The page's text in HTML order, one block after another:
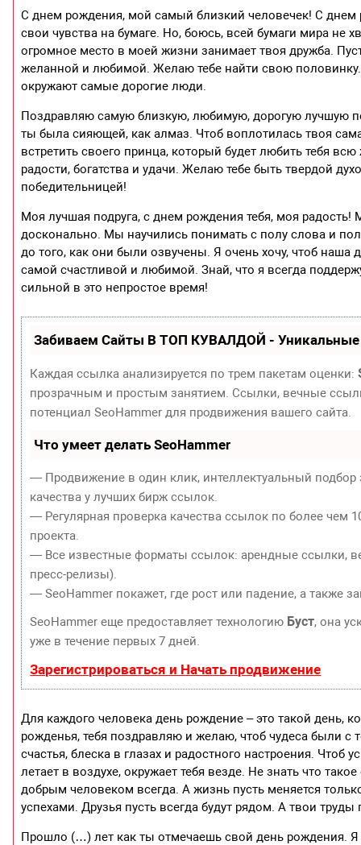
С днем рождения, мой самый близкий человечек! С днем
свои чувства на бумаге. Но, боюсь, всей бумаги мира не
огромное место в моей жизни занимает твоя дружба.
желанной и любимой. Желаю тебе найти свою половинку.
окружают самые дорогие люди.
Поздравляю самую близкую, любимую, дорогую лучшую
ты была сияющей, как алмаз. Чтоб воплотилась твоя
встретить своего принца, который будет любить тебя
радости, богатства и удачи. Желаю тебе быть твердой
победительницей!
Моя лучшая подруга, с днем рождения тебя, моя
досконально. Мы научились понимать с полу слова и
до того, как они были озвучены. Я очень хочу, чтоб
самой счастливой и любимой. Знай, что я всегда
сильной в это непростое время!
Забиваем Сайты В ТОП КУВАЛДОЙ - Уникальные
Каждая ссылка анализируется по трем пакетам оценки:
прозрачным и простым занятием. Ссылки, вечные
потенциал SeoHammer для продвижения вашего сайта.
Что умеет делать SeoHammer
— Продвижение в один клик, интеллектуальный
качества у лучших бирж ссылок.
— Регулярная проверка качества ссылок по более чем
проекта.
— Все известные форматы ссылок: арендные ссылки,
пресс-релизы).
— SeoHammer покажет, где рост или падение, а также
SeoHammer еще предоставляет технологию Буст, она
уже в течение первых 7 дней.
Зарегистрироваться и Начать продвижение
Для каждого человека день рождение – это такой день,
рожденья, тебя поздравляю и желаю, чтоб чудеса были
счастья, блеска в глазах и радостного настроения.
летает в воздухе, окружает тебя везде. Не знать что
добрым человеком всегда. А жизнь пусть меняется
успехами. Друзья пусть всегда будут рядом. А твои
Прошло (…) лет как ты отмечаешь свой день рождения. Я